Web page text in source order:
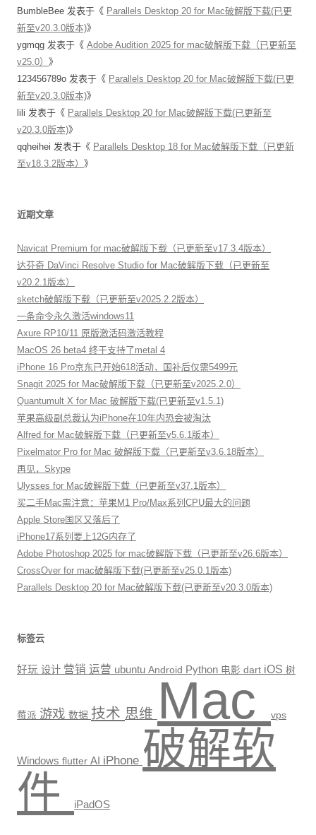
BumbleBee 发表于《 Parallels Desktop 20 for Mac破解版下载(已更
新至v20.3.0版本)》
ygmqg 发表于《 Adobe Audition 2025 for mac破解版下载（已更新至
v25.0） 》
123456789o 发表于《 Parallels Desktop 20 for Mac破解版下载(已更
新至v20.3.0版本)》
lili 发表于《 Parallels Desktop 20 for Mac破解版下载(已更新至
v20.3.0版本)》
qqheihei 发表于《 Parallels Desktop 18 for Mac破解版下载（已更新
至v18.3.2版本） 》
近期文章
Navicat Premium for mac破解版下载（已更新至v17.3.4版本）
达芬奇 DaVinci Resolve Studio for Mac破解版下载（已更新至
v20.2.1版本）
sketch破解版下载（已更新至v2025.2.2版本）
一条命令永久激活windows11
Axure RP10/11 原版激活码激活教程
MacOS 26 beta4 终于支持了metal 4
iPhone 16 Pro京东已开始618活动，国补后仅需5499元
Snagit 2025 for Mac破解版下载（已更新至v2025.2.0）
Quantumult X for Mac 破解版下载(已更新至v1.5.1)
苹果高级副总裁认为iPhone在10年内恐会被淘汰
Alfred for Mac破解版下载（已更新至v5.6.1版本）
Pixelmator Pro for Mac 破解版下载（已更新至v3.6.18版本）
再见，Skype
Ulysses for Mac破解版下载（已更新至v37.1版本）
买二手Mac需注意：苹果M1 Pro/Max系列CPU最大的问题
Apple Store国区又落后了
iPhone17系列要上12G内存了
Adobe Photoshop 2025 for mac破解版下载（已更新至v26.6版本）
CrossOver for mac破解版下载(已更新至v25.0.1版本)
Parallels Desktop 20 for Mac破解版下载(已更新至v20.3.0版本)
标签云
好玩 设计 营销 运营 ubuntu Android Python 电影 dart iOS 树
莓派 游戏 数据 技术 思维 Mac vps
Windows flutter AI iPhone 破解软
件
iPadOS